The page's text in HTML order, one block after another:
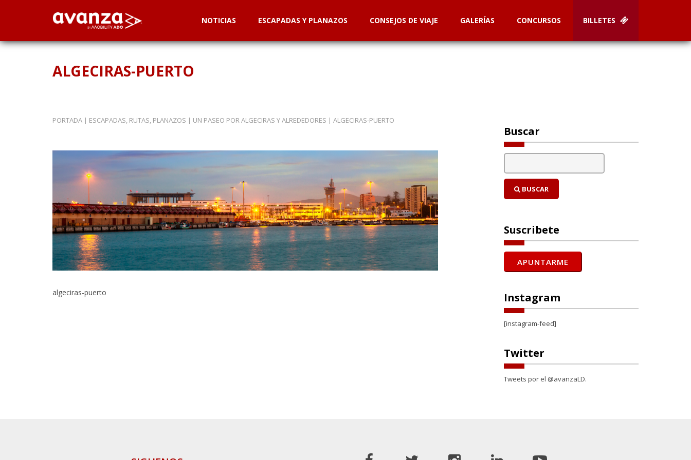
NOTICIAS ESCAPADAS Y PLANAZOS CONSEJOS DE VIAJE GALERÍAS CONCURSOS BILLETES
ALGECIRAS-PUERTO
PORTADA | ESCAPADAS, RUTAS, PLANAZOS | UN PASEO POR ALGECIRAS Y ALREDEDORES | ALGECIRAS-PUERTO
algeciras-puerto
Buscar
BUSCAR
Suscribete
Instagram
[instagram-feed]
Twitter
Tweets por el @avanzaLD.